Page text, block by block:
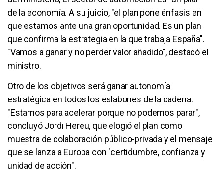
de la economía. A su juicio, "el plan pone énfasis en
que estamos ante una gran oportunidad. Es un plan
que confirma la estrategia en la que trabaja España".
"Vamos a ganar y no perder valor añadido", destacó el
ministro.
Otro de los objetivos será ganar autonomía
estratégica en todos los eslabones de la cadena.
"Estamos para acelerar porque no podemos parar",
concluyó Jordi Hereu, que elogió el plan como
muestra de colaboración público-privada y el mensaje
que se lanza a Europa con "certidumbre, confianza y
unidad de acción".